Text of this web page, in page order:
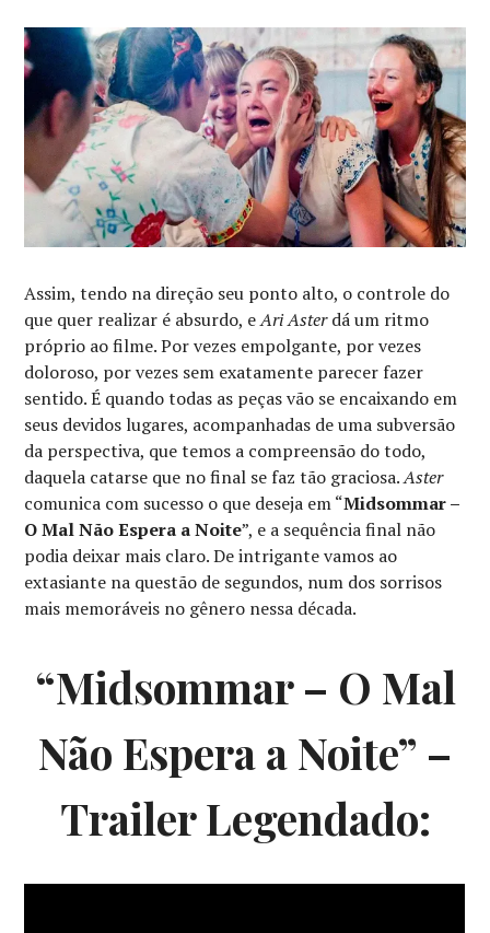
Assim, tendo na direção seu ponto alto, o controle do
que quer realizar é absurdo, eAri Asterdá um ritmo
próprio ao filme. Por vezes empolgante, por vezes
doloroso, por vezes sem exatamente parecer fazer
sentido. É quando todas as peças vão se encaixando em
seus devidos lugares, acompanhadas de uma subversão
da perspectiva, que temos a compreensão do todo,
daquela catarse que no final se faz tão graciosa.Aster
comunica com sucesso o que deseja em “Midsommar –
O Mal Não Espera a Noite”, e a sequência final não
podia deixar mais claro. De intrigante vamos ao
extasiante na questão de segundos, num dos sorrisos
mais memoráveis no gênero nessa década.
“Midsommar – O Mal
Não Espera a Noite” –
Trailer Legendado: